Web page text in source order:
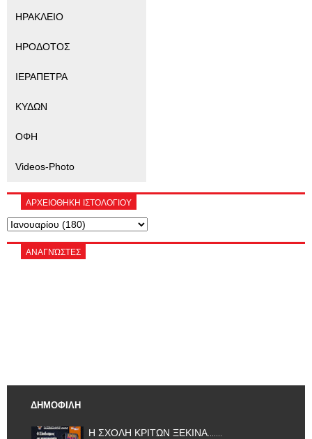
ΗΡΑΚΛΕΙΟ
ΗΡΟΔΟΤΟΣ
ΙΕΡΑΠΕΤΡΑ
ΚΥΔΩΝ
ΟΦΗ
Videos-Photo
ΑΡΧΕΙΟΘΗΚΗ ΙΣΤΟΛΟΓΙΟΥ
ΑΝΑΓΝΏΣΤΕΣ
ΔΗΜΟΦΙΛΗ
Η ΣΧΟΛΗ ΚΡΙΤΩΝ ΞΕΚΙΝΑ.......